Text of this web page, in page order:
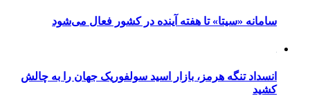
سامانه «سیتا» تا هفته آینده در کشور فعال می‌شود
انسداد تنگه هرمز، بازار اسید سولفوریک جهان را به چالش
کشید